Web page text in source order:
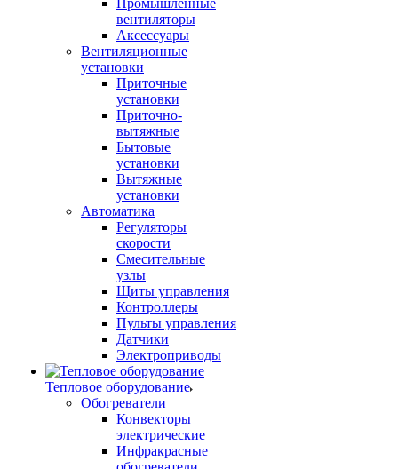
Промышленные
вентиляторы
Аксессуары
Вентиляционные
установки
Приточные
установки
Приточно-
вытяжные
Бытовые
установки
Вытяжные
установки
Автоматика
Регуляторы
скорости
Смесительные
узлы
Щиты управления
Контроллеры
Пульты управления
Датчики
Электроприводы
Тепловое оборудование
Обогреватели
Конвекторы
электрические
Инфракрасные